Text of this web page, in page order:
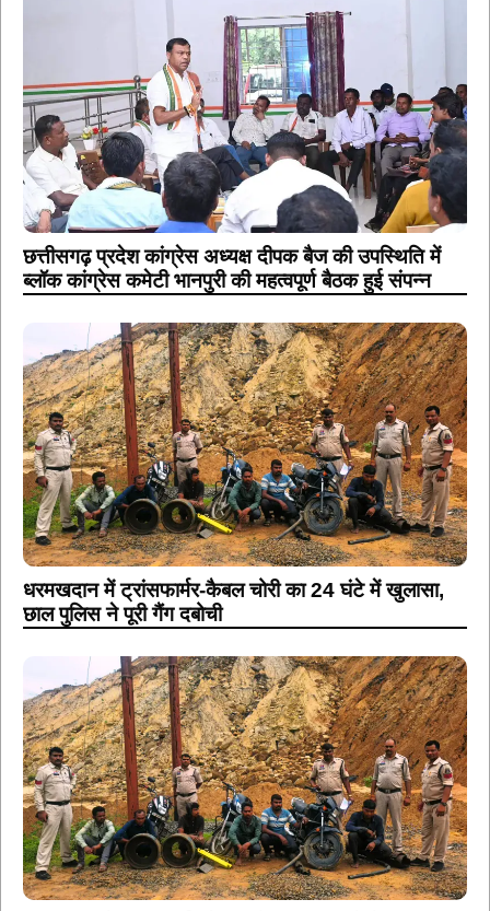
छत्तीसगढ़ प्रदेश कांग्रेस अध्यक्ष दीपक बैज की उपस्थिति में
ब्लॉक कांग्रेस कमेटी भानपुरी की महत्वपूर्ण बैठक हुई संपन्न
धरमखदान में ट्रांसफार्मर-कैबल चोरी का 24 घंटे में खुलासा,
छाल पुलिस ने पूरी गैंग दबोची